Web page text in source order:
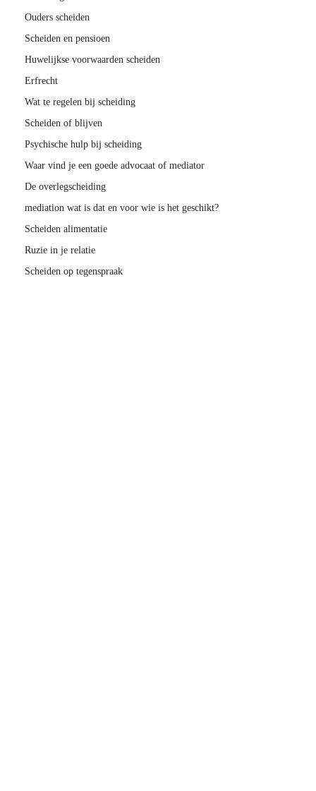
Ouders scheiden
Scheiden en pensioen
Huwelijkse voorwaarden scheiden
Erfrecht
Wat te regelen bij scheiding
Scheiden of blijven
Psychische hulp bij scheiding
Waar vind je een goede advocaat of mediator
De overlegscheiding
mediation wat is dat en voor wie is het geschikt?
Scheiden alimentatie
Ruzie in je relatie
Scheiden op tegenspraak